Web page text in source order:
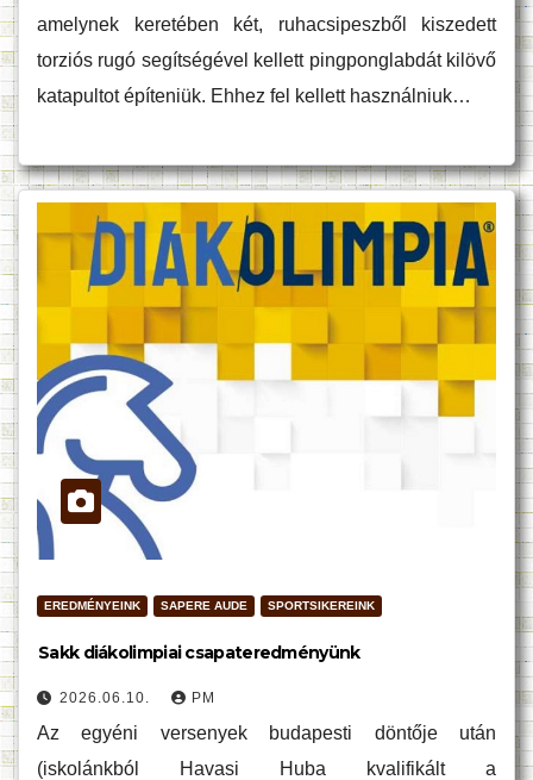
amelynek keretében két, ruhacsipeszből kiszedett
torziós rugó segítségével kellett pingponglabdát kilövő
katapultot építeniük. Ehhez fel kellett használniuk…
EREDMÉNYEINK SAPERE AUDE SPORTSIKEREINK
Sakk diákolimpiai csapateredményünk
2026.06.10. PM
Az egyéni versenyek budapesti döntője után
(iskolánkból Havasi Huba kvalifikált a